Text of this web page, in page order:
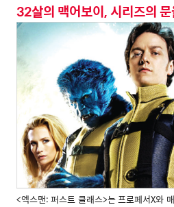
32살의 맥어보이, 시리즈의
<엑스맨: 퍼스트 클래스>는 프로페서X와